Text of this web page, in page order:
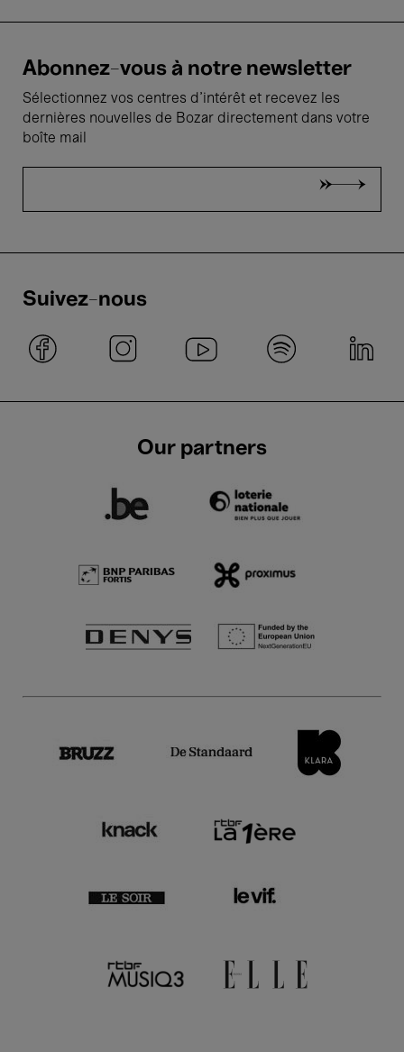
Abonnez-vous à notre newsletter
Sélectionnez vos centres d'intérêt et recevez les
dernières nouvelles de Bozar directement dans votre
boîte mail
Suivez-nous
Our partners